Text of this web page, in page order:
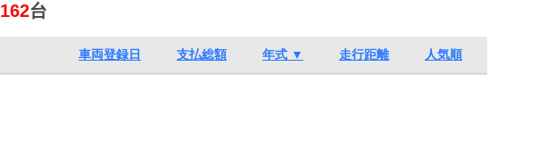
162台
車両登録日 支払総額 年式 ▼ 走行距離 人気順